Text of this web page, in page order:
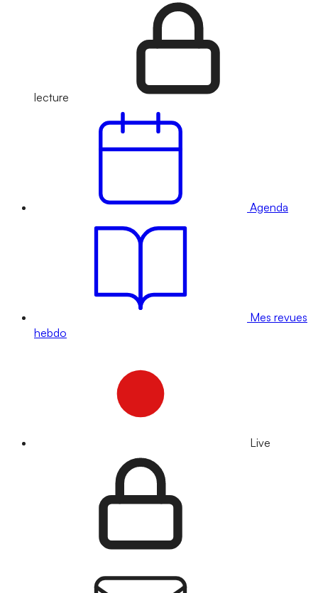
lecture
Agenda
Mes revues
hebdo
Live